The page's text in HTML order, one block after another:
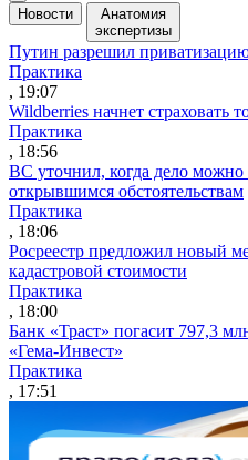
Новости
Анатомия
экспертизы
Путин разрешил
Практика
, 19:07
Wildberries начнет страховать
Практика
, 18:56
ВС уточнил, когда дело можно
открывшимся обстоятельствам
Практика
, 18:06
Росреестр предложил новый
кадастровой стоимости
Практика
, 18:00
Банк «Траст» погасит 797,3
«Гема-Инвест»
Практика
, 17:51